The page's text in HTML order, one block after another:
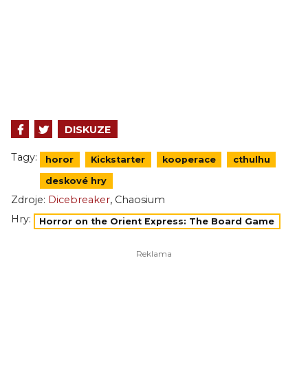
DISKUZE
Tagy: horor Kickstarter kooperace cthulhu
deskové hry
Zdroje: Dicebreaker, Chaosium
Hry:
Horror on the Orient Express: The Board Game